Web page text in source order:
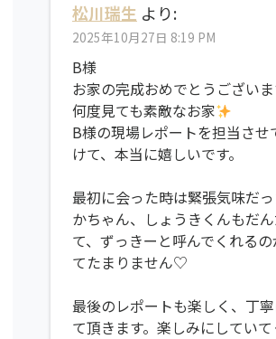
松川瑞生 より:
2025年10月27日 8:19 PM
B様
お家の完成おめでとうございま
何度見ても素敵なお家
B様の現場レポートを担当させ
けて、本当に嬉しいです。
最初に会った時は緊張気味だ
かちゃん、しょうきくんもだ
て、ずっきーと呼んでくれるの
てたまりません♡
最後のレポートも楽しく、丁
て頂きます。楽しみにしてい